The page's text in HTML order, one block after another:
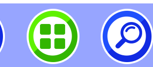
人事行政總處(以下簡
強宣導並落實公部門
事宜-桃園市立瑞坪國民